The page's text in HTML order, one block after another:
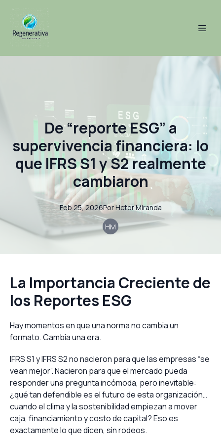
De “reporte ESG” a
supervivencia financiera: lo
que IFRS S1 y S2 realmente
cambiaron
Feb 25, 2026PorHctorMiranda
HM
La Importancia Creciente de
los Reportes ESG
Hay momentos en que una norma no cambia un
formato. Cambia una era.
IFRS S1 y IFRS S2 no nacieron para que las empresas “se
vean mejor”. Nacieron para que el mercado pueda
responder una pregunta incómoda, pero inevitable:
¿qué tan defendible es el futuro de esta organización…
cuando el clima y la sostenibilidad empiezan a mover
caja, financiamiento y costo de capital? Eso es
exactamente lo que dicen, sin rodeos.